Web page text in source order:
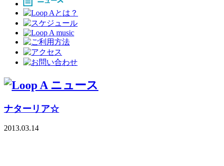
ナターリア☆
2013.03.14